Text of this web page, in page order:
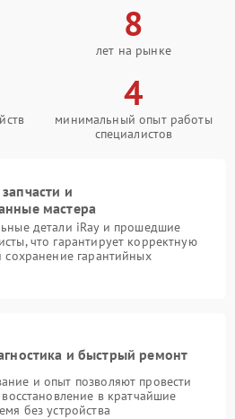
8
лет на рынке
4
минимальный опыт работы
специалистов
и
мастера
детали iRay и прошедшие
что гарантирует корректную
сохранение гарантийных
и быстрый ремонт
и опыт позволяют провести
в кратчайшие
без устройства